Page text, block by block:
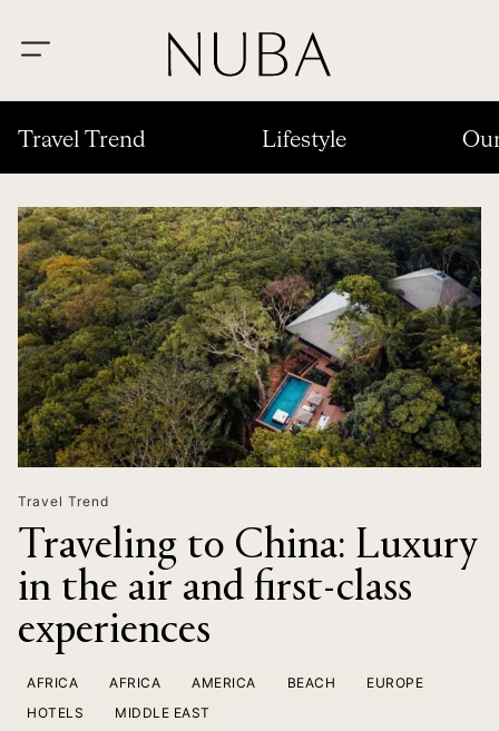
Travel Trend Lifestyle
Travel Trend
Traveling to China: Luxury
in the air and first-class
experiences
AFRICA AFRICA AMERICA BEACH
EUROPE
HOTELS
MIDDLE EAST